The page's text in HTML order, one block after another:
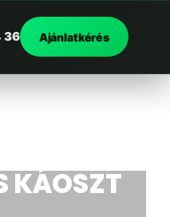
36 Ajánlatkérés
KÁOSZT